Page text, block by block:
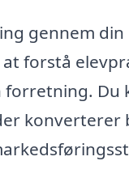
gennem
forstå
Du
konverterer